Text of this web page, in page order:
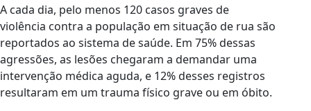
A cada dia, pelo menos 120 casos graves de
violência contra a população em situação de rua são
reportados ao sistema de saúde. Em 75% dessas
agressões, as lesões chegaram a demandar uma
intervenção médica aguda, e 12% desses registros
resultaram em um trauma físico grave ou em óbito.